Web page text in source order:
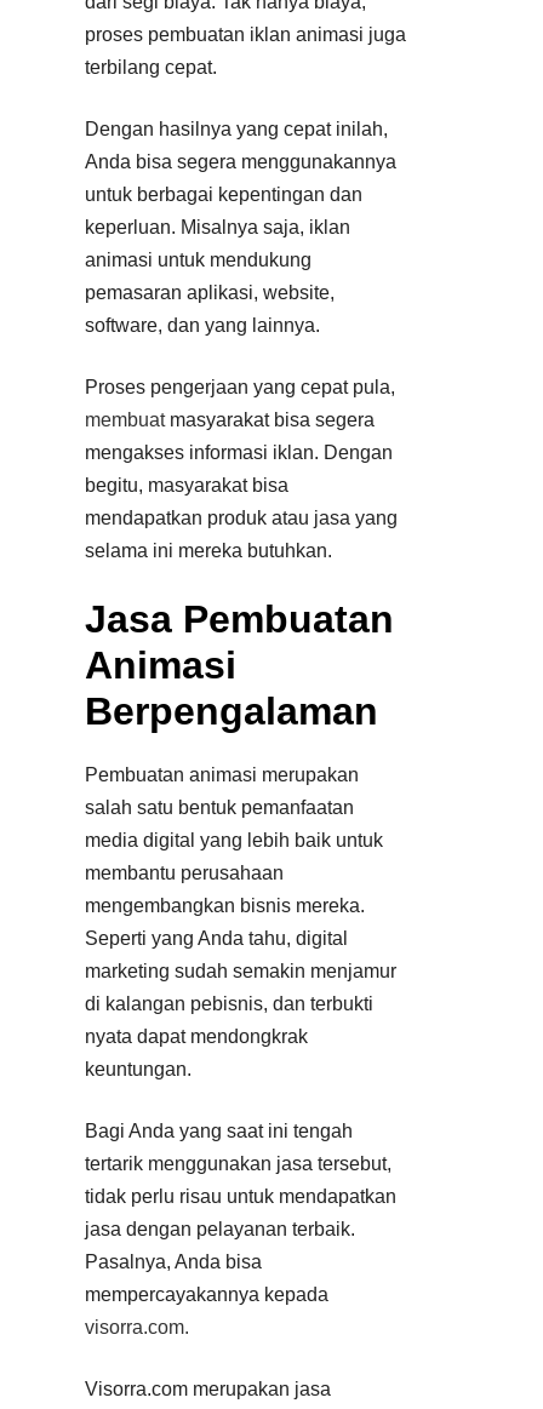
proses pembuatan iklan animasi juga
terbilang cepat.
Dengan hasilnya yang cepat inilah,
Anda bisa segera menggunakannya
untuk berbagai kepentingan dan
keperluan. Misalnya saja, iklan
animasi untuk mendukung
pemasaran aplikasi, website,
software, dan yang lainnya.
Proses pengerjaan yang cepat pula,
membuatmasyarakat bisa segera
mengakses informasi iklan. Dengan
begitu, masyarakat bisa
mendapatkan produk atau jasa yang
selama ini mereka butuhkan.
Jasa Pembuatan
Animasi
Berpengalaman
Pembuatan animasi merupakan
salah satu bentuk pemanfaatan
media digital yang lebih baik untuk
membantu perusahaan
mengembangkan bisnis mereka.
Seperti yang Anda tahu, digital
marketing sudah semakin menjamur
di kalangan pebisnis, dan terbukti
nyata dapat mendongkrak
keuntungan.
Bagi Anda yang saat ini tengah
tertarik menggunakan jasa tersebut,
tidak perlu risau untuk mendapatkan
jasa dengan pelayanan terbaik.
Pasalnya, Anda bisa
mempercayakannya kepada
visorra.com.
Visorra.com merupakan jasa